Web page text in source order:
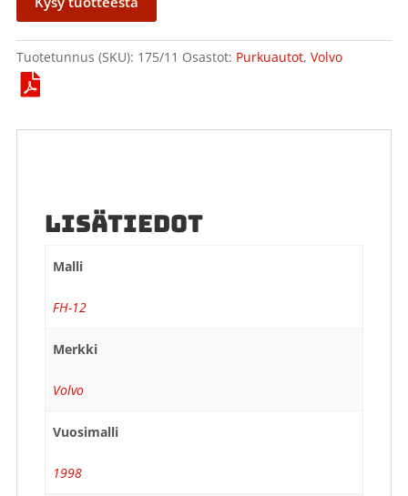
Tuotetunnus (SKU): 175/11 Osastot: Purkuautot, Volvo
LISÄTIEDOT
Malli
FH-12
Merkki
Volvo
Vuosimalli
1998